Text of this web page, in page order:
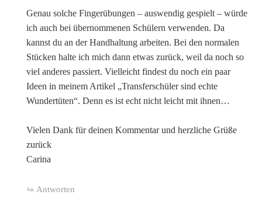
Genau solche Fingerübungen – auswendig gespielt – würde
ich auch bei übernommenen Schülern verwenden. Da
kannst du an der Handhaltung arbeiten. Bei den normalen
Stücken halte ich mich dann etwas zurück, weil da noch so
viel anderes passiert. Vielleicht findest du noch ein paar
Ideen in meinem Artikel „Transferschüler sind echte
Wundertüten“. Denn es ist echt nicht leicht mit ihnen…
Vielen Dank für deinen Kommentar und herzliche Grüße
zurück
Carina
Antworten